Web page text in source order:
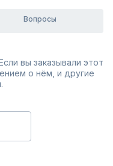
Вопросы
вы заказывали этот
о нём, и другие